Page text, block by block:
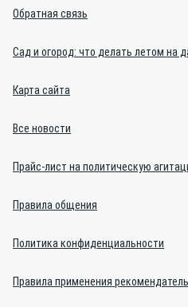
Обратная связь
Сад и огород: что делать летом на
Карта сайта
Все новости
Прайс-лист на политическую
Правила общения
Политика конфиденциальности
Правила применения